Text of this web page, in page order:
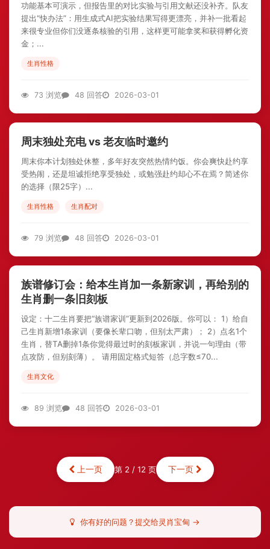
功能基本可演示，但报告里的对比实验与引用文献还没补齐。队友
提出“快办法”：用生成式AI把实验结果写得更漂亮，并补一批看起
来很专业但你们没逐条核验的引用，这样更可能拿奖和获得孵化资
金；...
生肖性格
73 浏览 48 回答 2026-03-01
周末独处充电 vs 老友临时邀约
周末你本计划独处休整，多年好友突然热情约饭。你会爽快赴约享
受热闹，还是坦诚拒绝享受独处，或勉强赴约却心不在焉？简述你
的选择（限25字）...
生肖性格 生肖配对
79 浏览 48 回答 2026-03-01
族谱修订会：给本生肖加一条新家训，再给别的
生肖删一条旧刻板
设定：十二生肖要把“族谱家训”更新到2026版。你可以： 1）给自
己生肖新增1条家训（要像长辈口吻，但别太严肃）； 2）点名1个
生肖，替TA删掉1条你觉得最过时的刻板家训，并说一句理由（带
点攻防，但别刻薄）。 请用固定格式短答（总字数≤70...
生肖文化
89 浏览 48 回答 2026-03-01
上一页 第 2 / 12 页 下一页
你有好的问题？提交给灵肖宝甸 →